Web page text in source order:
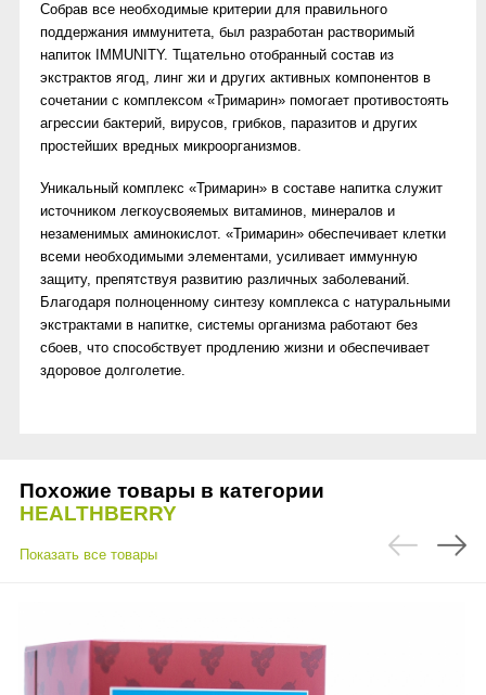
Собрав все необходимые критерии для правильного
поддержания иммунитета, был разработан растворимый
напиток IMMUNITY. Тщательно отобранный состав из
экстрактов ягод, линг жи и других активных компонентов в
сочетании с комплексом «Тримарин» помогает противостоять
агрессии бактерий, вирусов, грибков, паразитов и других
простейших вредных микроорганизмов.
Уникальный комплекс «Тримарин» в составе напитка служит
источником легкоусвояемых витаминов, минералов и
незаменимых аминокислот. «Тримарин» обеспечивает клетки
всеми необходимыми элементами, усиливает иммунную
защиту, препятствуя развитию различных заболеваний.
Благодаря полноценному синтезу комплекса с натуральными
экстрактами в напитке, системы организма работают без
сбоев, что способствует продлению жизни и обеспечивает
здоровое долголетие.
Похожие товары в категории
HEALTHBERRY
Показать все товары